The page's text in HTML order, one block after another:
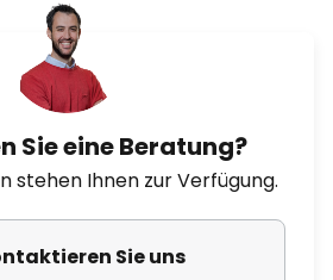
Sie eine Beratung?
stehen Ihnen zur Verfügung.
Sie uns